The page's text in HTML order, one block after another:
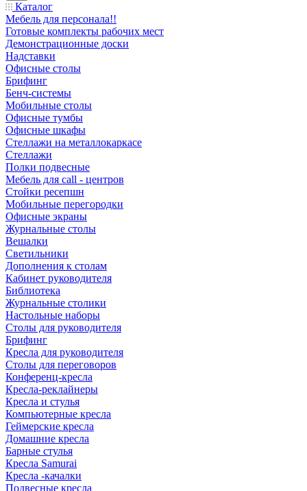
Каталог
Мебель для персонала!!
Готовые комплекты рабочих мест
Демонстрационные доски
Надставки
Офисные столы
Брифинг
Бенч-системы
Мобильные столы
Офисные тумбы
Офисные шкафы
Стеллажи на металлокаркасе
Стеллажи
Полки подвесные
Мебель для call - центров
Стойки ресепшн
Мобильные перегородки
Офисные экраны
Журнальные столы
Вешалки
Светильники
Дополнения к столам
Кабинет руководителя
Библиотека
Журнальные столики
Настольные наборы
Столы для руководителя
Брифинг
Кресла для руководителя
Столы для переговоров
Конференц-кресла
Кресла-реклайнеры
Кресла и стулья
Компьютерные кресла
Геймерские кресла
Домашние кресла
Барные стулья
Кресла Samurai
Кресла -качалки
Подвесные кресла